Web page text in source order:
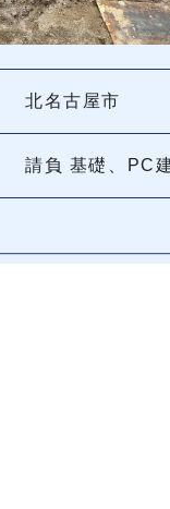
北名古屋市
請負 基礎、PC